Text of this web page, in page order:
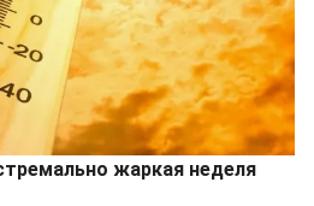
жаркая неделя